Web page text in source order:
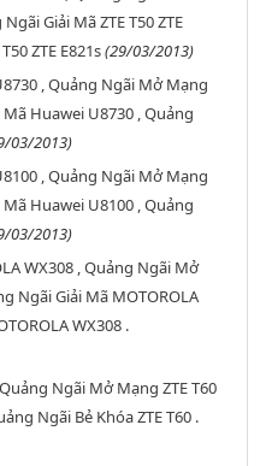
Giải Mã ZTE T50 ZTE
ZTE E821s(29/03/2013)
, Quảng Ngãi Mở Mạng
Huawei U8730 , Quảng
03/2013)
, Quảng Ngãi Mở Mạng
Huawei U8100 , Quảng
03/2013)
WX308 , Quảng Ngãi Mở
Ngãi Giải Mã MOTOROLA
WX308 .
Ngãi Mở Mạng ZTE T60
Ngãi Bẻ Khóa ZTE T60 .